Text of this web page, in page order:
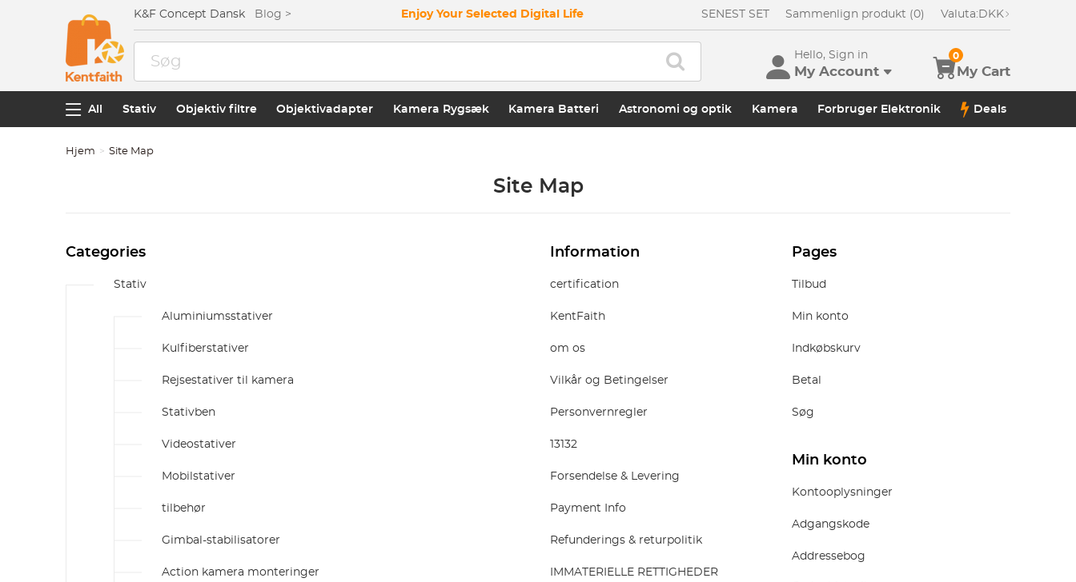
K&F Concept Dansk Blog > Enjoy Your Selected Digital Life SENEST SET Sammenlign produkt (0) Valuta: DKK
Hello, Sign in
My Account My Cart
0
All Stativ Objektiv filtre Objektivadapter Kamera Rygsæk Kamera Batteri Astronomi og optik Kamera Forbruger Elektronik Deals
Hjem Site Map
Site Map
Categories
Stativ
Aluminiumsstativer
Kulfiberstativer
Rejsestativer til kamera
Stativben
Videostativer
Mobilstativer
tilbehør
Gimbal-stabilisatorer
Action kamera monteringer
Information
certification
KentFaith
om os
Vilkår og Betingelser
Personvernregler
13132
Forsendelse & Levering
Payment Info
Refunderings & returpolitik
IMMATERIELLE RETTIGHEDER
Pages
Tilbud
Min konto
Indkøbskurv
Betal
Søg
Min konto
Kontooplysninger
Adgangskode
Addressebog